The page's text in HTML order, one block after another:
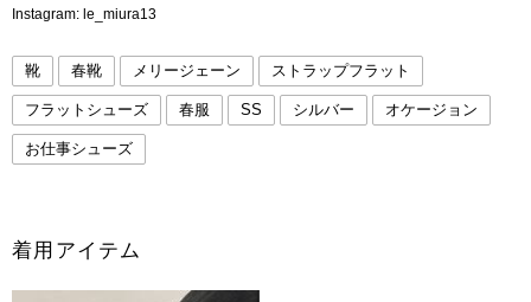
Instagram: le_miura13
靴 春靴 メリージェーン ストラップフラット
フラットシューズ 春服 SS シルバー オケージョン
お仕事シューズ
着用アイテム